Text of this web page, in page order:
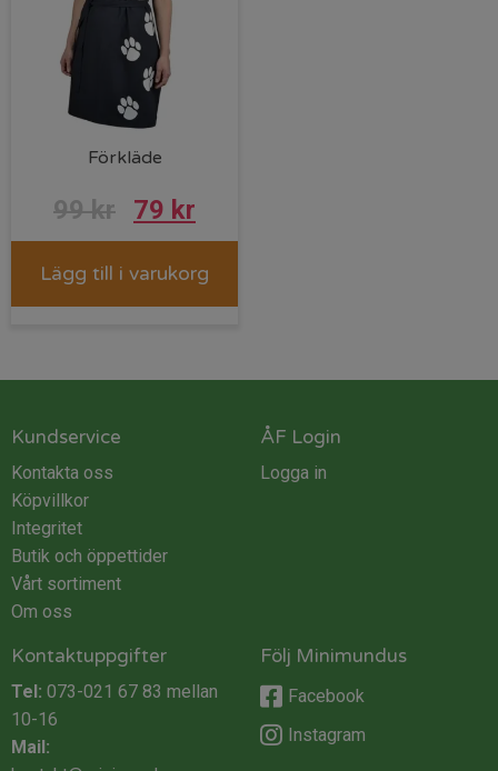
Förkläde
99kr
Det
ursprungliga
priset
79 kr
nuvarande
priset
Lägg till i varukorg
Kundservice
Kontakta oss
Köpvillkor
Integritet
Butik och öppettider
Vårt sortiment
Om oss
ÅF Login
Logga in
Kontaktuppgifter
Tel: 073-021 67 83 mellan
10-16
Mail:
Följ Minimundus
Facebook
Instagram